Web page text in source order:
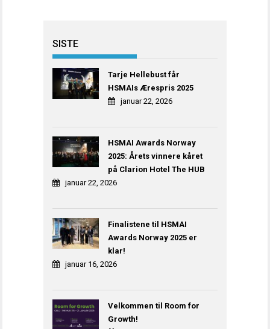
SISTE
Tarje Hellebust får
HSMAIs Ærespris 2025
januar 22, 2026
HSMAI Awards Norway
2025: Årets vinnere kåret
på Clarion Hotel The HUB
januar 22, 2026
Finalistene til HSMAI
Awards Norway 2025 er
klar!
januar 16, 2026
Velkommen til Room for
Growth!